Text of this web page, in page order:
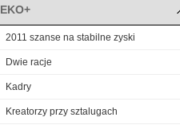
EKO+
2011 szanse na stabilne zyski
Dwie racje
Kadry
Kreatorzy przy sztalugach